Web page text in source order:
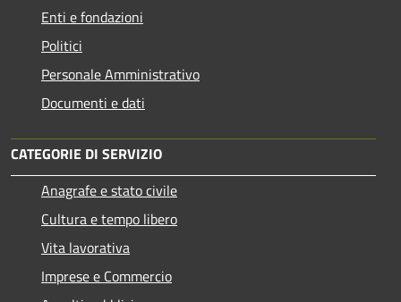
Enti e fondazioni
Politici
Personale Amministrativo
Documenti e dati
CATEGORIE DI SERVIZIO
Anagrafe e stato civile
Cultura e tempo libero
Vita lavorativa
Imprese e Commercio